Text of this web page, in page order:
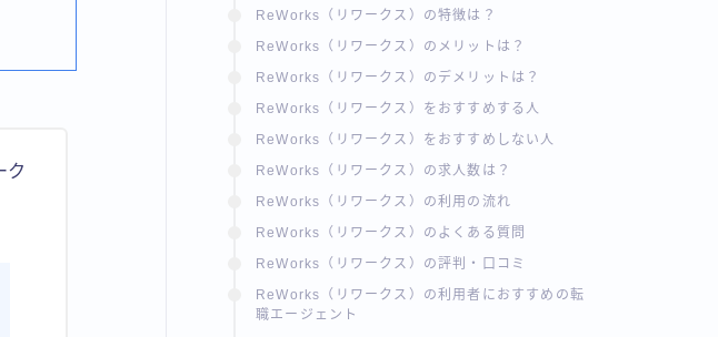
ク
ReWorks（リワークス）の特徴は？
ReWorks（リワークス）のメリットは？
ReWorks（リワークス）のデメリットは？
ReWorks（リワークス）をおすすめする人
ReWorks（リワークス）をおすすめしない人
ReWorks（リワークス）の求人数は？
ReWorks（リワークス）の利用の流れ
ReWorks（リワークス）のよくある質問
ReWorks（リワークス）の評判・口コミ
ReWorks（リワークス）の利用者におすすめの転
職エージェント